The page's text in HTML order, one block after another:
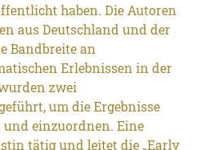
haben. Die Autoren
aus Deutschland und der
Bandbreite an
Erlebnissen in der
zwei
um die Ergebnisse
einzuordnen. Eine
tätig und leitet die „Early